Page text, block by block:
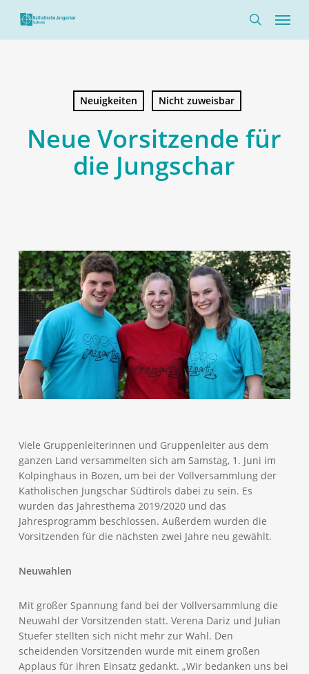
main
Menü
Neuigkeiten Nicht zuweisbar
Neue Vorsitzende für
die Jungschar
Viele Gruppenleiterinnen und Gruppenleiter aus dem
ganzen Land versammelten sich am Samstag, 1. Juni im
Kolpinghaus in Bozen, um bei der Vollversammlung der
Katholischen Jungschar Südtirols dabei zu sein. Es
wurden das Jahresthema 2019/2020 und das
Jahresprogramm beschlossen. Außerdem wurden die
Vorsitzenden für die nächsten zwei Jahre neu gewählt.
Neuwahlen
Mit großer Spannung fand bei der Vollversammlung die
Neuwahl der Vorsitzenden statt. Verena Dariz und Julian
Stuefer stellten sich nicht mehr zur Wahl. Den
scheidenden Vorsitzenden wurde mit einem großen
Applaus für ihren Einsatz gedankt. „Wir bedanken uns bei